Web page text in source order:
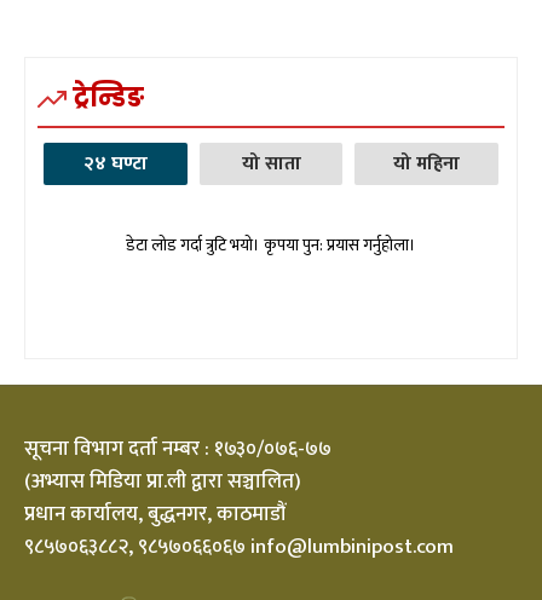
ट्रेन्डिङ
२४ घण्टा यो साता यो महिना
डेटा लोड गर्दा त्रुटि भयो। कृपया पुन: प्रयास गर्नुहोला।
सूचना विभाग दर्ता नम्बर : १७३०/०७६-७७
(अभ्यास मिडिया प्रा.ली द्वारा सञ्चालित)
प्रधान कार्यालय, बुद्धनगर, काठमाडौं
९८५७०६३८८२, ९८५७०६६०६७ info@lumbinipost.com